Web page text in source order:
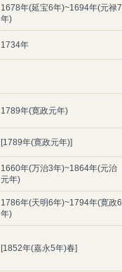
1678年(延宝6年)~1694年(元禄7
年)
1734年
1789年(寛政元年)
[1789年(寛政元年)]
1660年(万治3年)~1864年(元治
元年)
1786年(天明6年)~1794年(寛政6
年)
[1852年(嘉永5年)春]